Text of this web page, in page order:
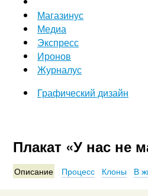
Магазинус
Медиа
Экспресс
Иронов
Журналус
Графический дизайн
Плакат «У нас не
Описание Процесс Клоны В